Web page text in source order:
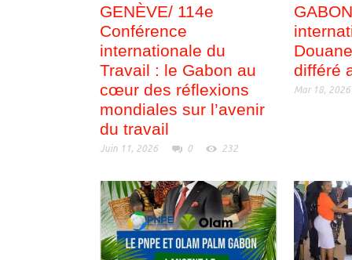
GENÈVE/ 114e
Conférence
internationale du
Travail : le Gabon au
cœur des réflexions
mondiales sur l’avenir
du travail
Juin 11, 2026 0 232
différé
Mar 18, 2026